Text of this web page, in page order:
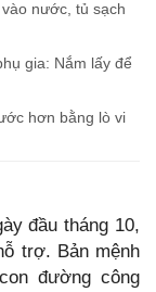
nước, tủ sạch
gia: Nắm lấy để
hơn bằng lò vi
đầu tháng 10,
trợ. Bản mệnh
đường công